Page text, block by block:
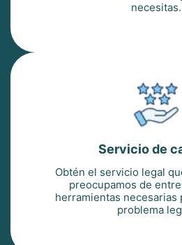
necesitas.
Servicio de
Obtén el servicio legal
preocupamos de
herramientas necesarias
problema